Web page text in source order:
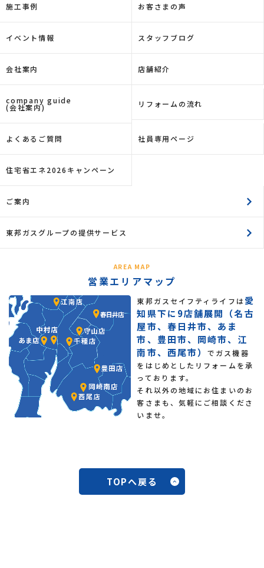
施工事例 お客さまの声
イベント情報 スタッフブログ
会社案内 店舗紹介
company guide
(会社案内) リフォームの流れ
よくあるご質問 社員専用ページ
住宅省エネ2026キャンペーン
ご案内
東邦ガスグループの提供サービス
AREA MAP
営業エリアマップ
東邦ガスセイフティライフは愛
知県下に9店舗展開（名古
屋市、春日井市、あま
市、豊田市、岡崎市、江
南市、西尾市）でガス機器
をはじめとしたリフォームを承
っております。
それ以外の地域にお住まいのお
客さまも、気軽にご相談くださ
いませ。
TOPへ戻る